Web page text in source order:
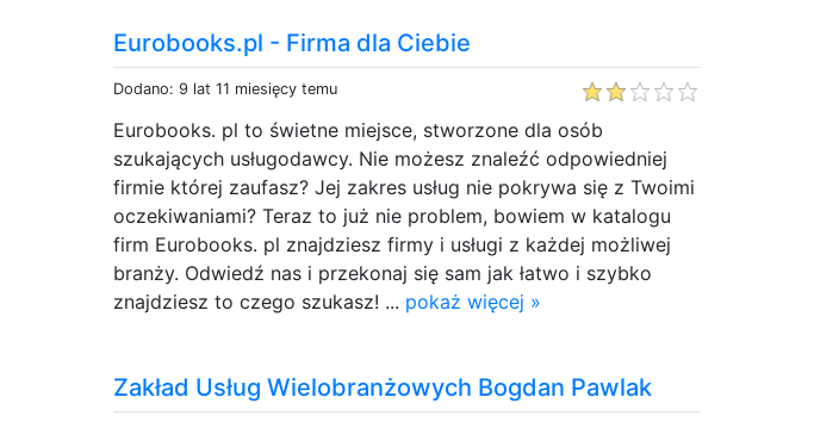
Eurobooks.pl - Firma dla Ciebie
Dodano: 9 lat 11 miesięcy temu
Eurobooks. pl to świetne miejsce, stworzone dla osób
szukających usługodawcy. Nie możesz znaleźć odpowiedniej
firmie której zaufasz? Jej zakres usług nie pokrywa się z Twoimi
oczekiwaniami? Teraz to już nie problem, bowiem w katalogu
firm Eurobooks. pl znajdziesz firmy i usługi z każdej możliwej
branży. Odwiedź nas i przekonaj się sam jak łatwo i szybko
znajdziesz to czego szukasz! ... pokaż więcej »
Zakład Usług Wielobranżowych Bogdan Pawlak